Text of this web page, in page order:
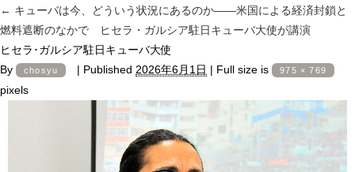
← キューバは今、どういう状況にあるのか――米国による経済封鎖と
燃料遮断のなかで ヒセラ・ガルシア駐日キューバ大使が講演
ヒセラ･ガルシア駐日キューバ大使
By
chosyu | Published 2026年6月1日 | Full size is 975 × 769
pixels